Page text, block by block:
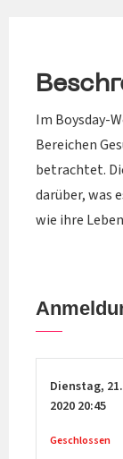
Im Boysday-
Bereichen
betrachtet.
darüber, was
wie ihre
Dienstag,
2020 20:45
Geschlossen